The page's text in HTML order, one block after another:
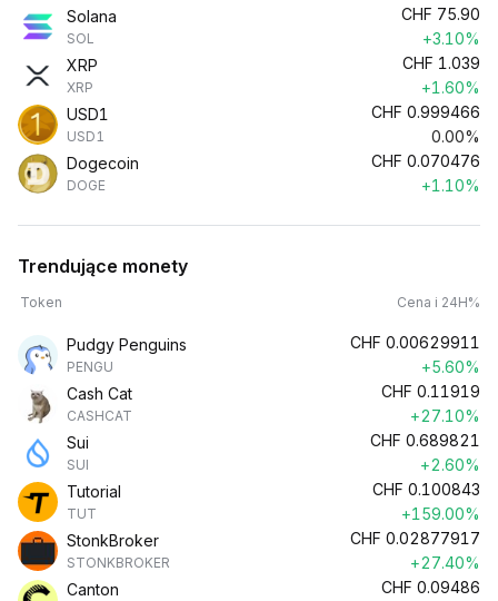
Solana
SOL
CHF 75.90
+3.10%
XRP
XRP
CHF 1.039
+1.60%
USD1
USD1
CHF 0.999466
0.00%
Dogecoin
DOGE
CHF 0.070476
+1.10%
Trendujące monety
Token Cena i 24H%
Pudgy Penguins
PENGU
CHF 0.00629911
+5.60%
Cash Cat
CASHCAT
CHF 0.11919
+27.10%
Sui
SUI
CHF 0.689821
+2.60%
Tutorial
TUT
CHF 0.100843
+159.00%
StonkBroker
STONKBROKER
CHF 0.02877917
+27.40%
Canton
CHF 0.09486